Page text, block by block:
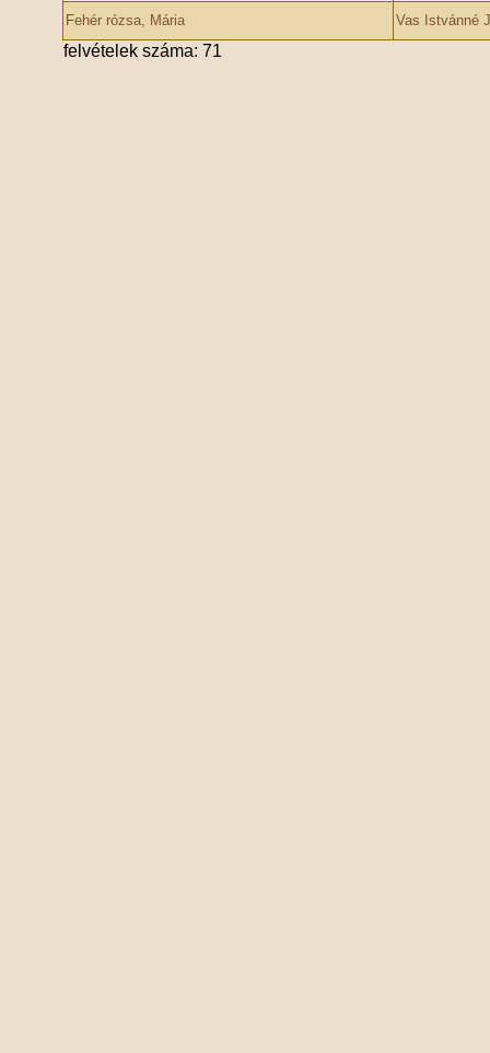
Fehér rózsa, Mária Vas Istvánné
felvételek száma: 71